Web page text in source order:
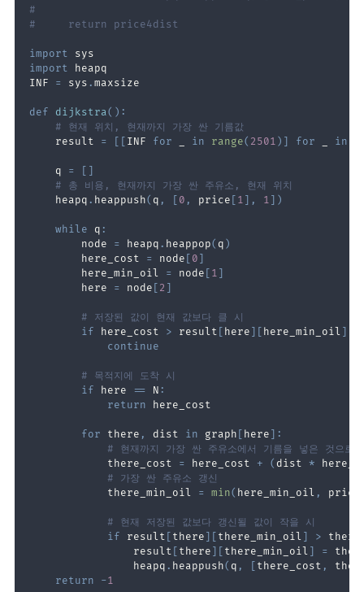
#
#     return price4dist
import
import
INF = sys .
def dijkstra( ) :
# 현재 위치, 현재까지 가장 싼 기름값
    result
= [ [ INF for in range( 2501 ) ] for in
    q
= [ ]
# 총 비용, 현재까지 가장 싼 주유소, 현재 위치
    heapq
. heappush( q , [ 0 , price [ 1 ] , 1 ] )
while q :
        node
= heapq . heappop( q )
        here_cost
= node [ 0 ]
        here_min_oil
= node [ 1 ]
        here
= node [ 2 ]
# 저장된 값이 현재 값보다 클 시
if here_cost > result [ here ] [ here_min_oil ]
continue
# 목적지에 도착 시
if here == N :
return
for there , dist in graph [ here ] :
# 현재까지 가장 싼 주유소에서 기름을 넣은 것으로
            there_cost
= here_cost + (dist *
# 가장 싼 주유소 갱신
            there_min_oil
= min( here_min_oil , price
# 현재 저장된 값보다 갱신될 값이 작을 시
if result [ there ] [ there_min_oil ] >
                result
[ there ] [ there_min_oil ]
=
                heapq
. heappush( q , [ there_cost ,
return
-1